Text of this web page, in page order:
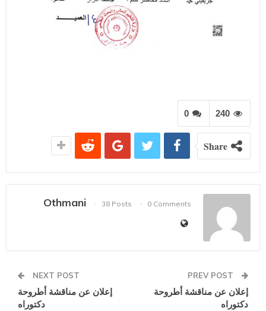
0 240
Share
Othmani 38 Posts 0 Comments
إعلان عن مناقشة أطروحة
دكتوراه
NEXT POST
إعلان عن مناقشة أطروحة
دكتوراه